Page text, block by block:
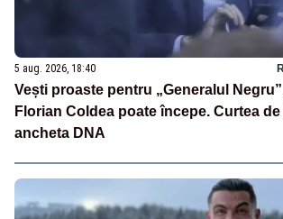
5 aug. 2026, 18:40
Vești proaste pentru „Generalul
Florian Coldea poate începe. Curtea
ancheta DNA